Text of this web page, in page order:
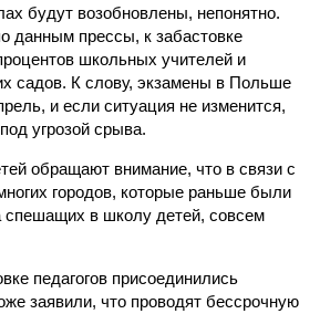
будут возобновлены, непонятно.
данным прессы, к забастовке
школьных учителей и
садов. К слову, экзамены в Польше
и если ситуация не изменится,
угрозой срыва.
обращают внимание, что в связи с
городов, которые раньше были
спешащих в школу детей, совсем
педагогов присоединились
заявили, что проводят бессрочную